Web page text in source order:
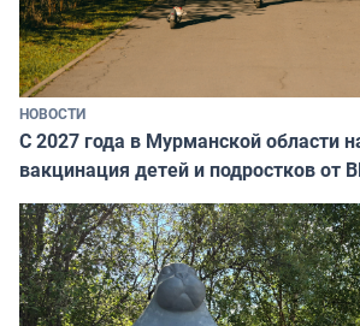
НОВОСТИ
С 2027 года в Мурманской области
вакцинация детей и подростков от